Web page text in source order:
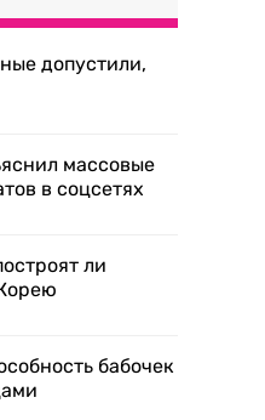
допустили,
массовые
в соцсетях
ли
бабочек